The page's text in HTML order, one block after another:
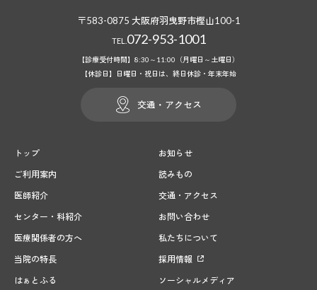
〒583-0875 大阪府羽曳野市樫山100-1
TEL. 072-953-1001
【診療受付時間】8:30～11:00（月曜日～土曜日）
【休診日】日曜日・祝日は、終日休診・年末年始
交通・アクセス
トップ
ご利用案内
医師紹介
センター・科紹介
医療関係者の方へ
当院の特長
お知らせ
読みもの
交通・アクセス
お問い合わせ
私たちについて
採用情報
はぁとふる
ソーシャルメディア